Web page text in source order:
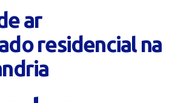
ar
residencial na